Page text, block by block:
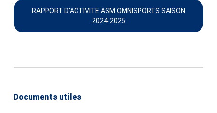
RAPPORT D'ACTIVITE ASM OMNISPORTS SAISON
2024-2025
Documents utiles